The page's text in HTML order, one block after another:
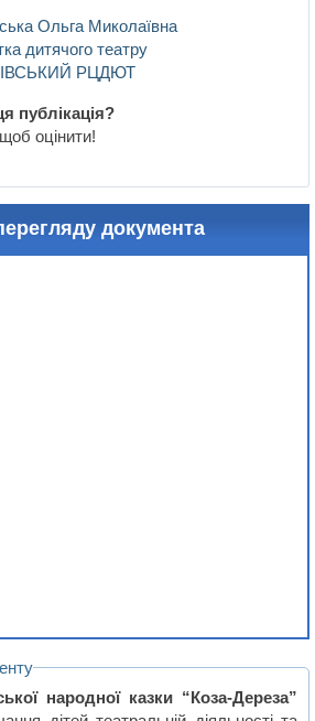
Ольга Миколаївна
дитячого театру
РЦДЮТ
публікація?
оцінити!
документа
народної казки “Коза-Дереза”